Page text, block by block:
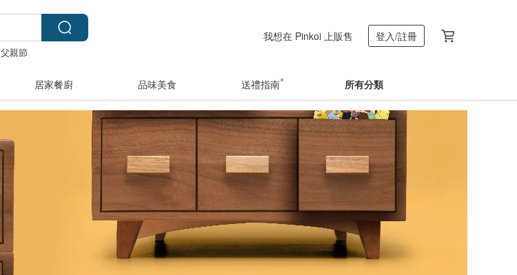
父親節
我想在 Pinkoi 上販售 登入/註冊
居家餐廚 品味美食 送禮指南 所有分類